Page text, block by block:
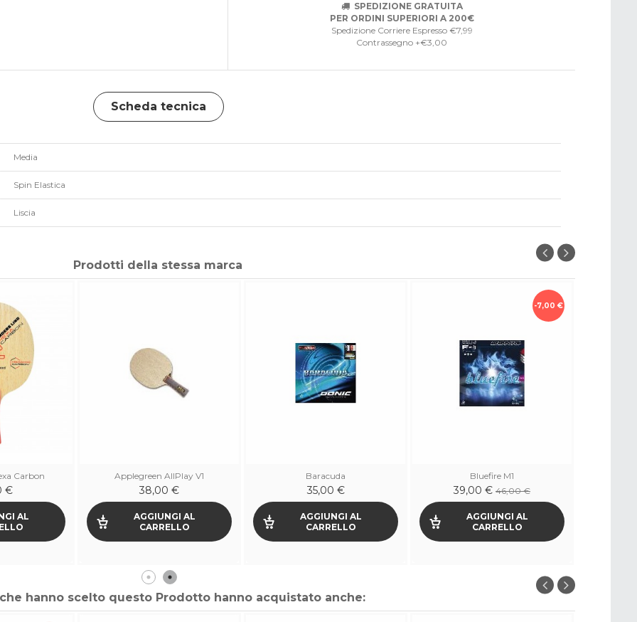
SPEDIZIONE GRATUITA
PER ORDINI SUPERIORI A 200€
Spedizione Corriere Espresso €7,99
Contrassegno +€3,00
Scheda tecnica
Media
Spin Elastica
Liscia
Prodotti della stessa marca
Carbon
€
AL
Applegreen AllPlay V1
38,00 €
AGGIUNGI AL
CARRELLO
Baracuda
35,00 €
AGGIUNGI AL
CARRELLO
-7,00 €
Bluefire M1
39,00 € 46,00 €
AGGIUNGI AL
CARRELLO
hanno scelto questo Prodotto hanno acquistato anche: